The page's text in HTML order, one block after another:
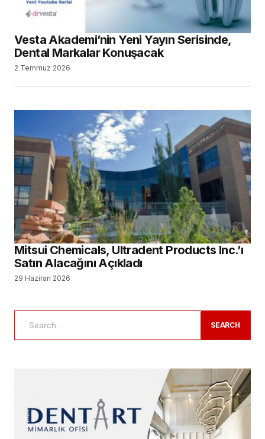
Vesta Akademi’nin Yeni Yayın Serisinde,
Dental Markalar Konuşacak
2 Temmuz 2026
Mitsui Chemicals, Ultradent Products Inc.’ı
Satın Alacağını Açıkladı
29 Haziran 2026
SEARCH